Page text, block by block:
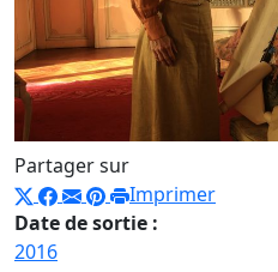
Partager sur
Imprimer
Date de sortie :
2016